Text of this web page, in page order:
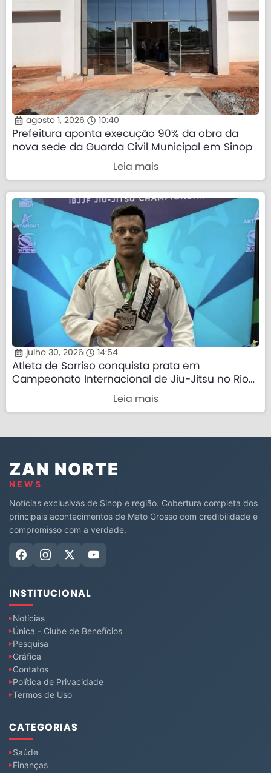
agosto 1, 2026 10:40
Prefeitura aponta execução 90% da obra da
nova sede da Guarda Civil Municipal em Sinop
Leia mais
julho 30, 2026 14:54
Atleta de Sorriso conquista prata em
Campeonato Internacional de Jiu-Jitsu no Rio
Leia mais
ZAN NORTE
NEWS
Notícias exclusivas de Sinop e região. Cobertura completa dos
principais acontecimentos de Mato Grosso com credibilidade e
compromisso com a verdade.
INSTITUCIONAL
Notícias
Única - Clube de Benefícios
Pesquisa
Gráfica
Contatos
Política de Privacidade
Termos de Uso
CATEGORIAS
Saúde
Finanças